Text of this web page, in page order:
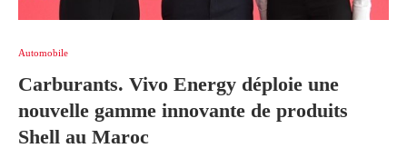
Automobile
Carburants. Vivo Energy déploie une
nouvelle gamme innovante de produits
Shell au Maroc